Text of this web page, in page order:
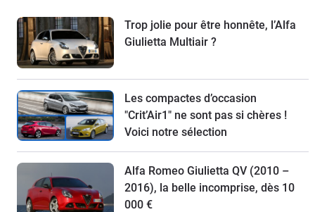
Trop jolie pour être honnête, l’Alfa
Giulietta Multiair ?
Les compactes d’occasion
"Crit’Air1" ne sont pas si chères !
Voici notre sélection
Alfa Romeo Giulietta QV (2010 –
2016), la belle incomprise, dès 10
000 €